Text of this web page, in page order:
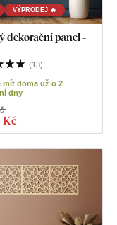
VÝPRODEJ 🔥
dekorační panel -
(13)
mít doma už o 2
dny
Kč